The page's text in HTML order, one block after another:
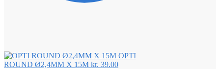
OPTI
ROUND Ø2,4MM X 15M kr. 39.00